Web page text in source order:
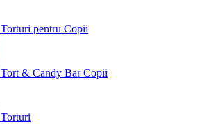
Torturi pentru Copii
Tort & Candy Bar Copii
Torturi